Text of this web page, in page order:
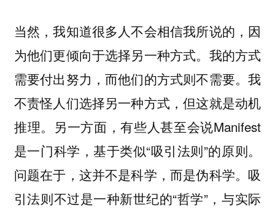
当然，我知道很多人不会相信我所说的，因
为他们更倾向于选择另一种方式。我的方式
需要付出努力，而他们的方式则不需要。我
不责怪人们选择另一种方式，但这就是动机
推理。另一方面，有些人甚至会说Manifest
是一门科学，基于类似“吸引法则”的原则。
问题在于，这并不是科学，而是伪科学。吸
引法则不过是一种新世纪的“哲学”，与实际